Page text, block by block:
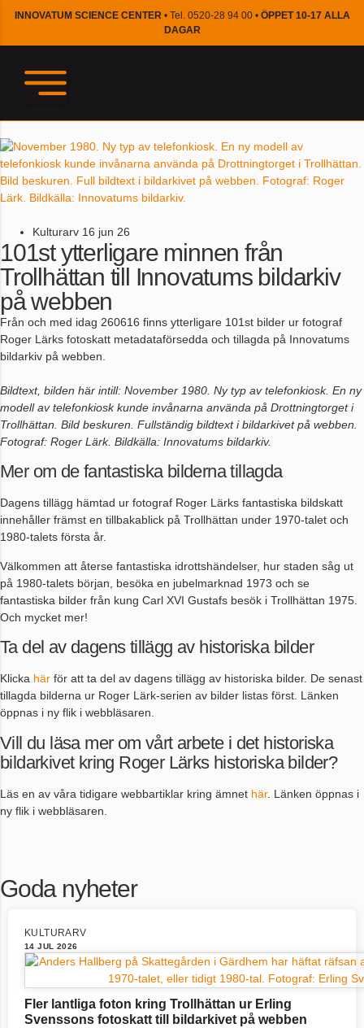
INNOVATUM SCIENCE CENTER• Tel. 0520-28 94 00 • ÖPPET 10-17 ALLA
DAGAR
Kulturarv 16 jun 26
101st ytterligare minnen från
Trollhättan till Innovatums bildarkiv
på webben
Från och med idag 260616 finns ytterligare 101st bilder ur fotograf
Roger Lärks fotoskatt metadataförsedda och tillagda på Innovatums
bildarkiv på webben.
Bildtext, bilden här intill: November 1980. Ny typ av telefonkiosk. En ny
modell av telefonkiosk kunde invånarna använda på Drottningtorget i
Trollhättan. Bild beskuren. Fullständig bildtext i bildarkivet på webben.
Fotograf: Roger Lärk. Bildkälla: Innovatums bildarkiv.
Mer om de fantastiska bilderna tillagda
Dagens tillägg hämtad ur fotograf Roger Lärks fantastiska bildskatt
innehåller främst en tillbakablick på Trollhättan under 1970-talet och
1980-talets första år.
Välkommen att återse fantastiska idrottshändelser, hur staden såg ut
på 1980-talets början, besöka en jubelmarknad 1973 och se
fantastiska bilder från kung Carl XVI Gustafs besök i Trollhättan 1975.
Och mycket mer!
Ta del av dagens tillägg av historiska bilder
Klicka här för att ta del av dagens tillägg av historiska bilder. De senast
tillagda bilderna ur Roger Lärk-serien av bilder listas först. Länken
öppnas i ny flik i webbläsaren.
Vill du läsa mer om vårt arbete i det historiska
bildarkivet kring Roger Lärks historiska bilder?
Läs en av våra tidigare webbartiklar kring ämnet här. Länken öppnas i
ny flik i webbläsaren.
Goda nyheter
KULTURARV
14 JUL 2026
Fler lantliga foton kring Trollhättan ur Erling
Svenssons fotoskatt till bildarkivet på webben